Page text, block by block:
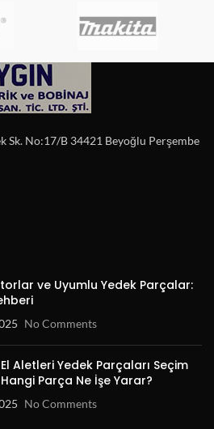
Sk. No:17/B 34421 Beyoğlu Perşembe
ve Uyumlu Yedek Parçalar:
No Comments
Aletleri Yedek Parçaları Seçim
Parça Ne İşe Yarar?
No Comments